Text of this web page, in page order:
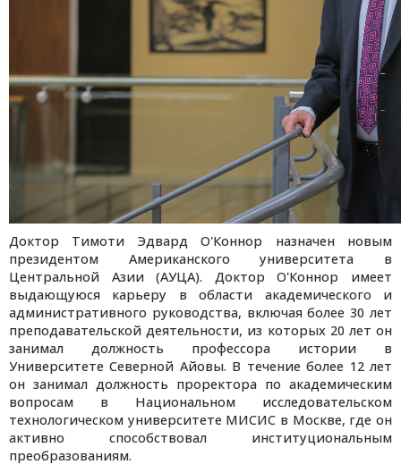
Доктор Тимоти Эдвард О'Коннор назначен новым
президентом Американского университета в
Центральной Азии (АУЦА). Доктор О'Коннор имеет
выдающуюся карьеру в области академического и
административного руководства, включая более 30 лет
преподавательской деятельности, из которых 20 лет он
занимал должность профессора истории в
Университете Северной Айовы. В течение более 12 лет
он занимал должность проректора по академическим
вопросам в Национальном исследовательском
технологическом университете МИСИС в Москве, где он
активно способствовал институциональным
преобразованиям.